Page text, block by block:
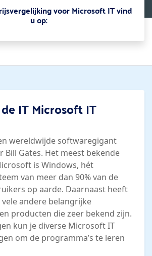
voor Microsoft IT vind
u op:
IT Microsoft IT
wereldwijde softwaregigant
Bill Gates. Het meest bekende
is Windows, hét
van meer dan 90% van de
op aarde. Daarnaast heeft
andere belangrijke
producten die zeer bekend zijn.
kun je diverse Microsoft IT
om de programma’s te leren